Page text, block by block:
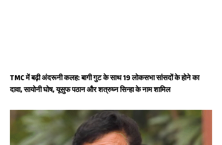
TMC में बढ़ी अंदरूनी कलह: बागी गुट के साथ 19 लोकसभा सांसदों के होने का
दावा, सायोनी घोष, यूसुफ पठान और शत्रुघ्न सिन्हा के नाम शामिल